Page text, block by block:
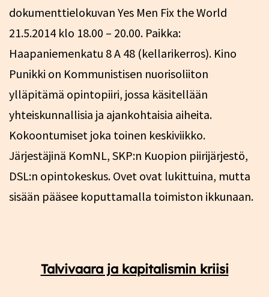
dokumenttielokuvan Yes Men Fix the World
21.5.2014 klo 18.00 – 20.00. Paikka:
Haapaniemenkatu 8 A 48 (kellarikerros). Kino
Punikki on Kommunistisen nuorisoliiton
ylläpitämä opintopiiri, jossa käsitellään
yhteiskunnallisia ja ajankohtaisia aiheita.
Kokoontumiset joka toinen keskiviikko.
Järjestäjinä KomNL, SKP:n Kuopion piirijärjestö,
DSL:n opintokeskus. Ovet ovat lukittuina, mutta
sisään pääsee koputtamalla toimiston ikkunaan.
Talvivaara ja kapitalismin kriisi